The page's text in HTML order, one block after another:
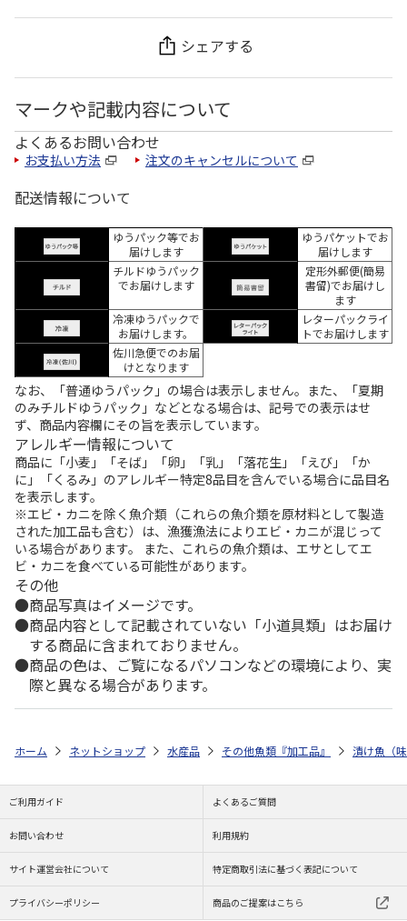
シェアする
マークや記載内容について
よくあるお問い合わせ
お支払い方法 注文のキャンセルについて
配送情報について
ゆうパック等でお
届けします
ゆうパケットでお
届けします
チルドゆうパック
でお届けします
定形外郵便(簡易
書留)でお届けし
ます
冷凍ゆうパックで
お届けします。
レターパックライ
トでお届けします
佐川急便でのお届
けとなります
なお、「普通ゆうパック」の場合は表示しません。また、「夏期
のみチルドゆうパック」などとなる場合は、記号での表示はせ
ず、商品内容欄にその旨を表示しています。
アレルギー情報について
商品に「小麦」「そば」「卵」「乳」「落花生」「えび」「か
に」「くるみ」のアレルギー特定8品目を含んでいる場合に品目名
を表示します。
※エビ・カニを除く魚介類（これらの魚介類を原材料として製造
された加工品も含む）は、漁獲漁法によりエビ・カニが混じって
いる場合があります。 また、これらの魚介類は、エサとしてエ
ビ・カニを食べている可能性があります。
その他
商品写真はイメージです。
商品内容として記載されていない「小道具類」はお届け
する商品に含まれておりません。
商品の色は、ご覧になるパソコンなどの環境により、実
際と異なる場合があります。
ホーム ネットショップ 水産品 その他魚類『加工品』 漬け魚（
ご利用ガイド よくあるご質問
お問い合わせ 利用規約
サイト運営会社について 特定商取引法に基づく表記について
プライバシーポリシー 商品のご提案はこちら